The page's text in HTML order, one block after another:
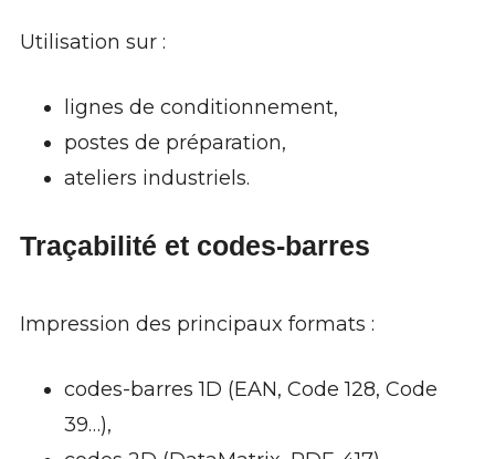
Utilisation sur :
lignes de conditionnement,
postes de préparation,
ateliers industriels.
Traçabilité et codes-barres
Impression des principaux formats :
codes-barres 1D (EAN, Code 128, Code
39…),